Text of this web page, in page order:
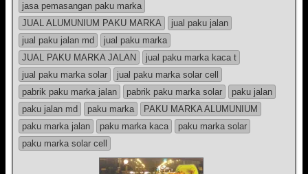
jasa pemasangan paku marka
JUAL ALUMUNIUM PAKU MARKA
jual paku jalan
jual paku jalan md
jual paku marka
JUAL PAKU MARKA JALAN
jual paku marka kaca t
jual paku marka solar
jual paku marka solar cell
pabrik paku marka jalan
pabrik paku marka solar
paku jalan
paku jalan md
paku marka
PAKU MARKA ALUMUNIUM
paku marka jalan
paku marka kaca
paku marka solar
paku marka solar cell